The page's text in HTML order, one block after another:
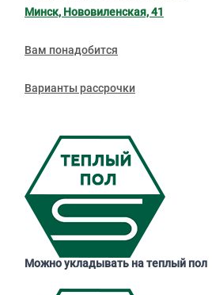
Минск, Нововиленская, 41
Вам понадобится
Варианты рассрочки
Можно укладывать на теплый пол